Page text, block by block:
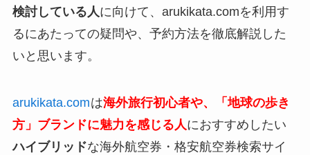
検討している人に向けて、arukikata.comを利用す
るにあたっての疑問や、予約方法を徹底解説した
いと思います。
arukikata.comは海外旅行​初心者や、「地球の歩き
方」ブランドに魅力を感じる人におすすめしたい
ハイブリッドな海外航空券・格安航空券検索サイ